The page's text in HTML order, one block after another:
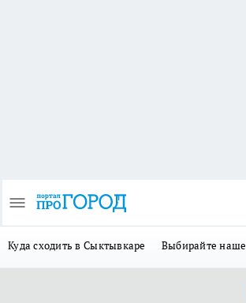
Куда сходить в Сыктывкаре Выбирайте наше